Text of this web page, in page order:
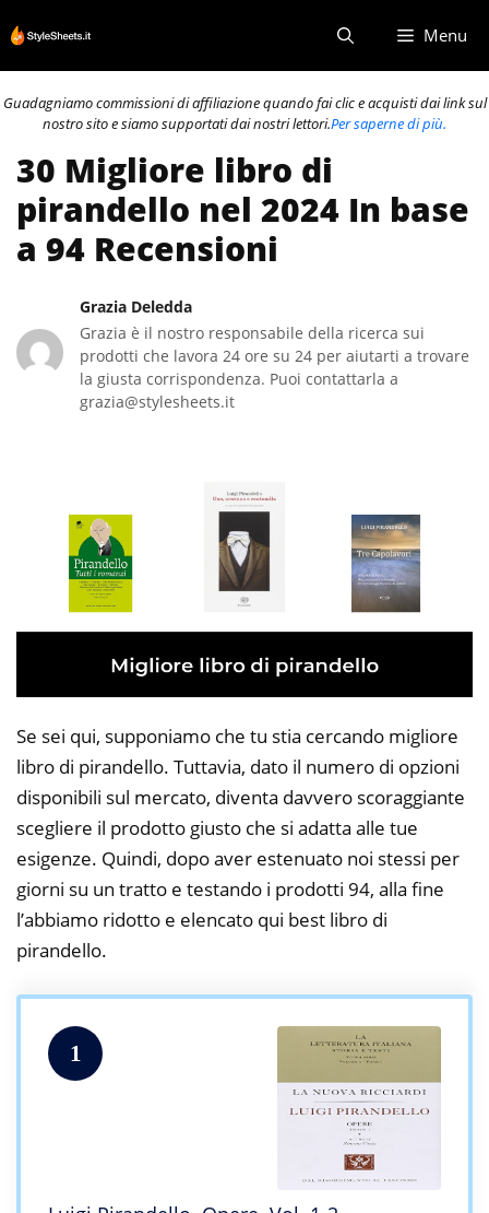
al
contenuto
Menu
Guadagniamo commissioni di affiliazione quando fai clic e acquisti dai link sul
nostro sito e siamo supportati dai nostri lettori.Per saperne di più.
30 Migliore libro di
pirandello nel 2024 In base
a 94 Recensioni
Grazia Deledda
Grazia è il nostro responsabile della ricerca sui
prodotti che lavora 24 ore su 24 per aiutarti a trovare
la giusta corrispondenza. Puoi contattarla a
grazia@stylesheets.it
Se sei qui, supponiamo che tu stia cercando migliore
libro di pirandello. Tuttavia, dato il numero di opzioni
disponibili sul mercato, diventa davvero scoraggiante
scegliere il prodotto giusto che si adatta alle tue
esigenze. Quindi, dopo aver estenuato noi stessi per
giorni su un tratto e testando i prodotti 94, alla fine
l’abbiamo ridotto e elencato qui best libro di
pirandello.
1